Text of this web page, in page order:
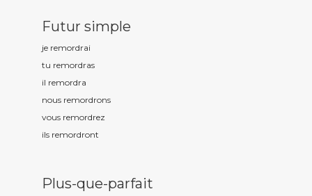
Futur simple
je remordrai
tu remordras
il remordra
nous remordrons
vous remordrez
ils remordront
Plus-que-parfait